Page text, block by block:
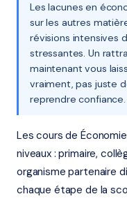
Les lacunes en
sur les autres
révisions intensives
stressantes. Un
maintenant vous
vraiment, pas juste
reprendre confiance.
Les cours de
niveaux : primaire,
organisme partenaire
chaque étape de la